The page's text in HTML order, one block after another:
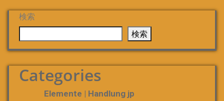
検索
検索
Categories
Elemente | Handlung jp